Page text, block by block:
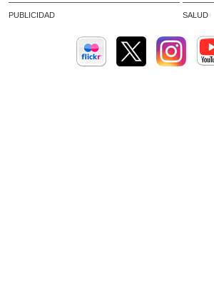
PUBLICIDAD SALUD